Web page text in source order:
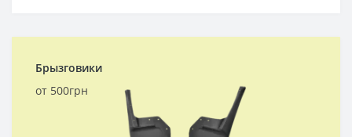
Брызговики
от 500грн